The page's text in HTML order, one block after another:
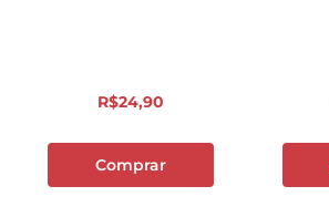
R$24,90
Comprar